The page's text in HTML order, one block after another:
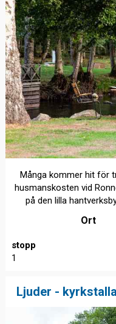
Många kommer hit för
husmanskosten vid
på den lilla
Ort
stopp
1
Ljuder -